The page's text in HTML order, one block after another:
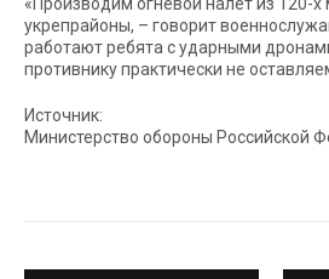
укрепрайоны, – говорит
работают ребята с ударными
противнику практически не
Источник:
Министерство обороны Российской